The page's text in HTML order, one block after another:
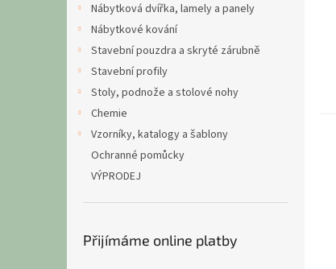
Nábytková dvířka, lamely a panely
Nábytkové kování
Stavební pouzdra a skryté zárubně
Stavební profily
Stoly, podnože a stolové nohy
Chemie
Vzorníky, katalogy a šablony
Ochranné pomůcky
VÝPRODEJ
Přijímáme online platby